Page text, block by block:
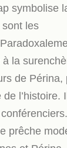
symbolise
les
la
de
de
prêche